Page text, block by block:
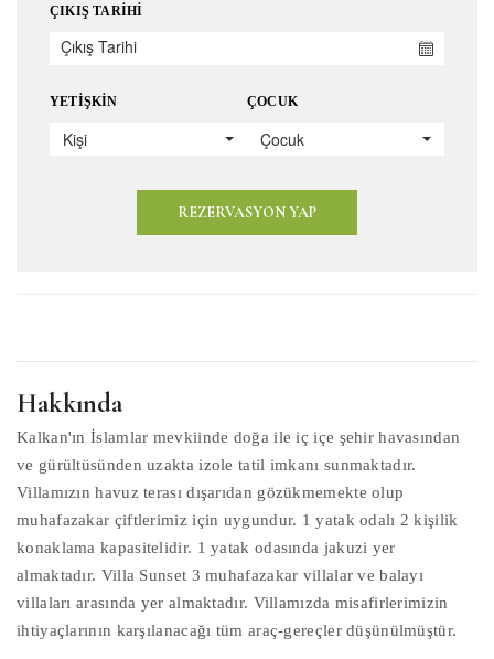
ÇIKIŞ TARIHI
YETIŞKIN
Kişi
ÇOCUK
Çocuk
REZERVASYON YAP
Hakkında
Kalkan'ın İslamlar mevkiinde doğa ile iç içe şehir havasından
ve gürültüsünden uzakta izole tatil imkanı sunmaktadır.
Villamızın havuz terası dışarıdan gözükmemekte olup
muhafazakar çiftlerimiz için uygundur. 1 yatak odalı 2 kişilik
konaklama kapasitelidir. 1 yatak odasında jakuzi yer
almaktadır. Villa Sunset 3 muhafazakar villalar ve balayı
villaları arasında yer almaktadır. Villamızda misafirlerimizin
ihtiyaçlarının karşılanacağı tüm araç-gereçler düşünülmüştür.